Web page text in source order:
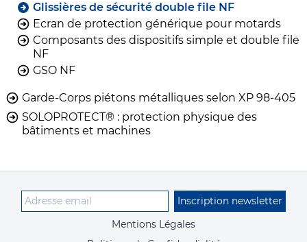
Glissières de sécurité double file NF
Ecran de protection générique pour motards
Composants des dispositifs simple et double file
NF
GSO NF
Garde-Corps piétons métalliques selon XP 98-405
SOLOPROTECT® : protection physique des
bâtiments et machines
Inscription newsletter
Mentions Légales